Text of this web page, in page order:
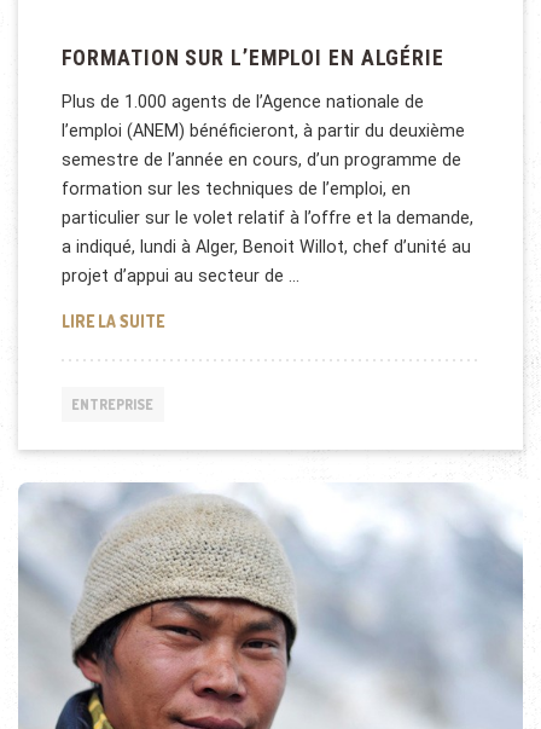
FORMATION SUR L’EMPLOI EN ALGÉRIE
Plus de 1.000 agents de l’Agence nationale de
l’emploi (ANEM) bénéficieront, à partir du deuxième
semestre de l’année en cours, d’un programme de
formation sur les techniques de l’emploi, en
particulier sur le volet relatif à l’offre et la demande,
a indiqué, lundi à Alger, Benoit Willot, chef d’unité au
projet d’appui au secteur de …
LIRE LA SUITEFORMATION SUR L’EMPLOI EN ALGÉRIE
ENTREPRISE